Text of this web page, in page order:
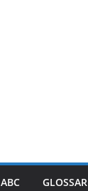
GLOSSAR